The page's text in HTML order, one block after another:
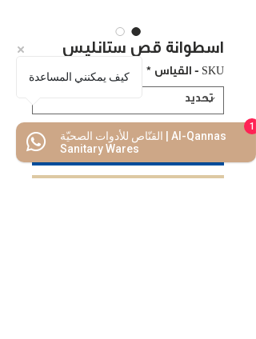
اسطوانة قص ستانليس
SKU - القياس *
اضف للسلة
كيف يمكنني المساعدة
القنّاص للأدوات الصحيّة | Al-Qannas
Sanitary Wares
1